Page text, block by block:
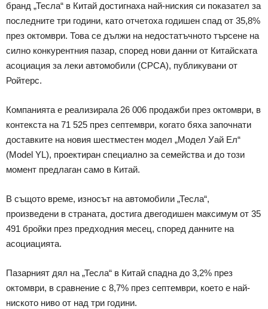
бранд „Тесла“ в Китай достигнаха най-ниския си показател за
последните три години, като отчетоха годишен спад от 35,8%
през октомври. Това се дължи на недостатъчното търсене на
силно конкурентния пазар, според нови данни от Китайската
асоциация за леки автомобили (CPCA), публикувани от
Ройтерс.
Компанията е реализирала 26 006 продажби през октомври, в
контекста на 71 525 през септември, когато бяха започнати
доставките на новия шестместен модел „Модел Уай Ел“
(Model YL), проектиран специално за семейства и до този
момент предлаган само в Китай.
В същото време, износът на автомобили „Тесла“,
произведени в страната, достига двегодишен максимум от 35
491 бройки през предходния месец, според данните на
асоциацията.
Пазарният дял на „Тесла“ в Китай спадна до 3,2% през
октомври, в сравнение с 8,7% през септември, което е най-
ниското ниво от над три години.